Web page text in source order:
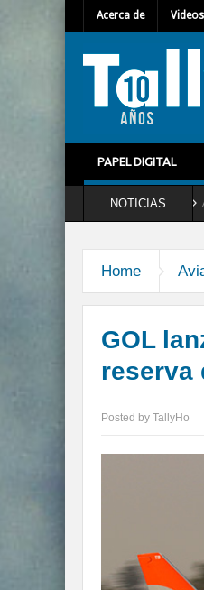
Acerca de
PAPEL DIGITAL
NOTICIAS
Air France-KLM
Home
GOL
reserva
Posted by TallyHo